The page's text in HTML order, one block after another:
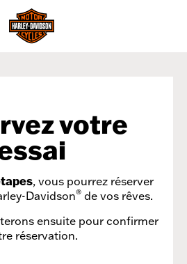
votre
, vous pourrez réserver
Davidson®de vos rêves.
ensuite pour confirmer
réservation.